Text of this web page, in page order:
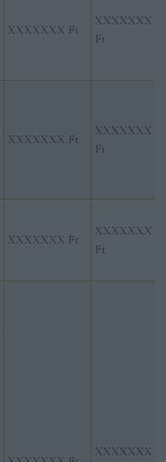
XXXXXXX Ft
XXXXXXX
Ft
XXXXXXX Ft
XXXXXXX
Ft
XXXXXXX Ft
XXXXXXX
Ft
XXXXXXX